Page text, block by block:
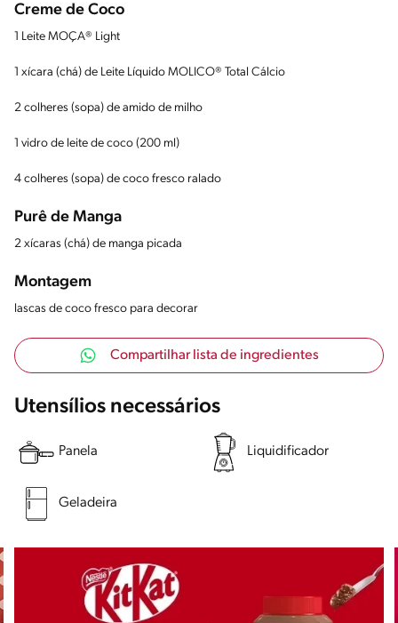
Creme de Coco
1 Leite MOÇA® Light
1 xícara (chá) de Leite Líquido MOLICO® Total Cálcio
2 colheres (sopa) de amido de milho
1 vidro de leite de coco (200 ml)
4 colheres (sopa) de coco fresco ralado
Purê de Manga
2 xícaras (chá) de manga picada
Montagem
lascas de coco fresco para decorar
Compartilhar lista de ingredientes
Utensílios necessários
Panela Liquidificador
Geladeira